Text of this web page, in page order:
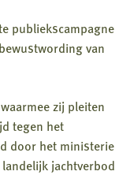
publiekscampagne
van
zij pleiten
tegen het
door het ministerie
landelijk jachtverbod